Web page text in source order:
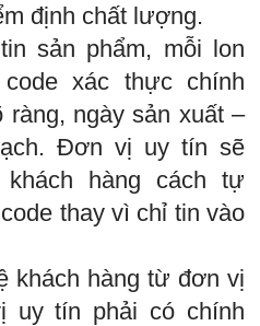
định chất lượng.
sản phẩm, mỗi lon
xác thực chính
ràng, ngày sản xuất –
Đơn vị uy tín sẽ
hàng cách tự
thay vì chỉ tin vào
khách hàng từ đơn vị
uy tín phải có chính